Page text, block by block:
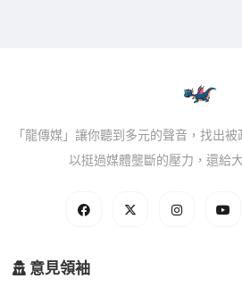
「龍傳媒」讓你聽到多元的聲音，找出
以挺過媒體壟斷的壓力，還給
意見領袖